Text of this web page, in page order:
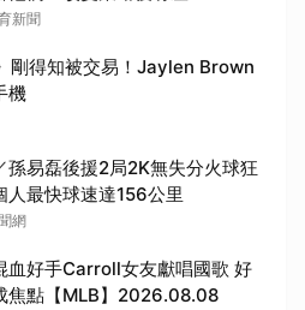
新聞
剛得知被交易！Jaylen Brown
機
孫易磊後援2局2K無失分火球狂
最快球速達156公里
網
血好手Carroll女友獻唱國歌 好
焦點【MLB】2026.08.08